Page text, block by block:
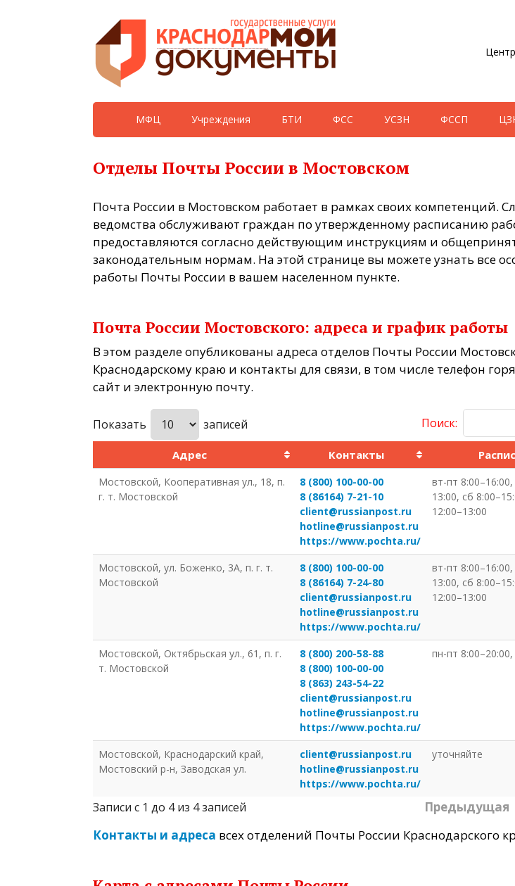
МФЦ Учреждения БТИ ФСС УСЗН ФССП
Отделы Почты России в Мостовском
Почта России в Мостовском работает в рамках своих компетенций.
ведомства обслуживают граждан по утвержденному расписанию
предоставляются согласно действующим инструкциям и
законодательным нормам. На этой странице вы можете узнать все
работы Почты России в вашем населенном пункте.
Почта России Мостовского: адреса и график работы
В этом разделе опубликованы адреса отделов Почты России
Краснодарскому краю и контакты для связи, в том числе телефон
сайт и электронную почту.
Показать записей Поиск:
Адрес Контакты
Мостовской, Кооперативная ул., 18, п.
г. т. Мостовской
8 (800) 100-00-00
8 (86164) 7-21-10
client@russianpost.ru
hotline@russianpost.ru
https://www.pochta.ru/
вт-пт
13:00, сб
12:00–13:00
Мостовской, ул. Боженко, 3А, п. г. т.
Мостовской
8 (800) 100-00-00
8 (86164) 7-24-80
client@russianpost.ru
hotline@russianpost.ru
https://www.pochta.ru/
вт-пт
13:00, сб
12:00–13:00
Мостовской, Октябрьская ул., 61, п. г.
т. Мостовской
8 (800) 200-58-88
8 (800) 100-00-00
8 (863) 243-54-22
client@russianpost.ru
hotline@russianpost.ru
https://www.pochta.ru/
пн-пт
Мостовской, Краснодарский край,
Мостовский р-н, Заводская ул.
client@russianpost.ru
hotline@russianpost.ru
https://www.pochta.ru/
уточняйте
Записи с 1 до 4 из 4 записей Предыдущая
Контакты и адреса всех отделений Почты России Краснодарского